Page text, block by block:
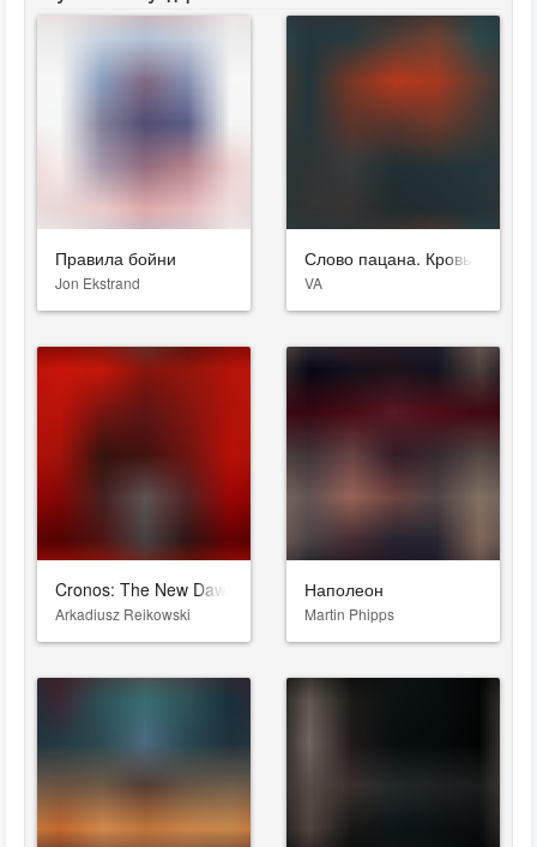
Правила бойни
Jon Ekstrand
Слово пацана. Кровь на
VA
Cronos: The New Dawn
Arkadiusz Reikowski
Наполеон
Martin Phipps